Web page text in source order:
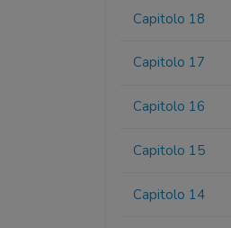
Capitolo 18
Capitolo 17
Capitolo 16
Capitolo 15
Capitolo 14